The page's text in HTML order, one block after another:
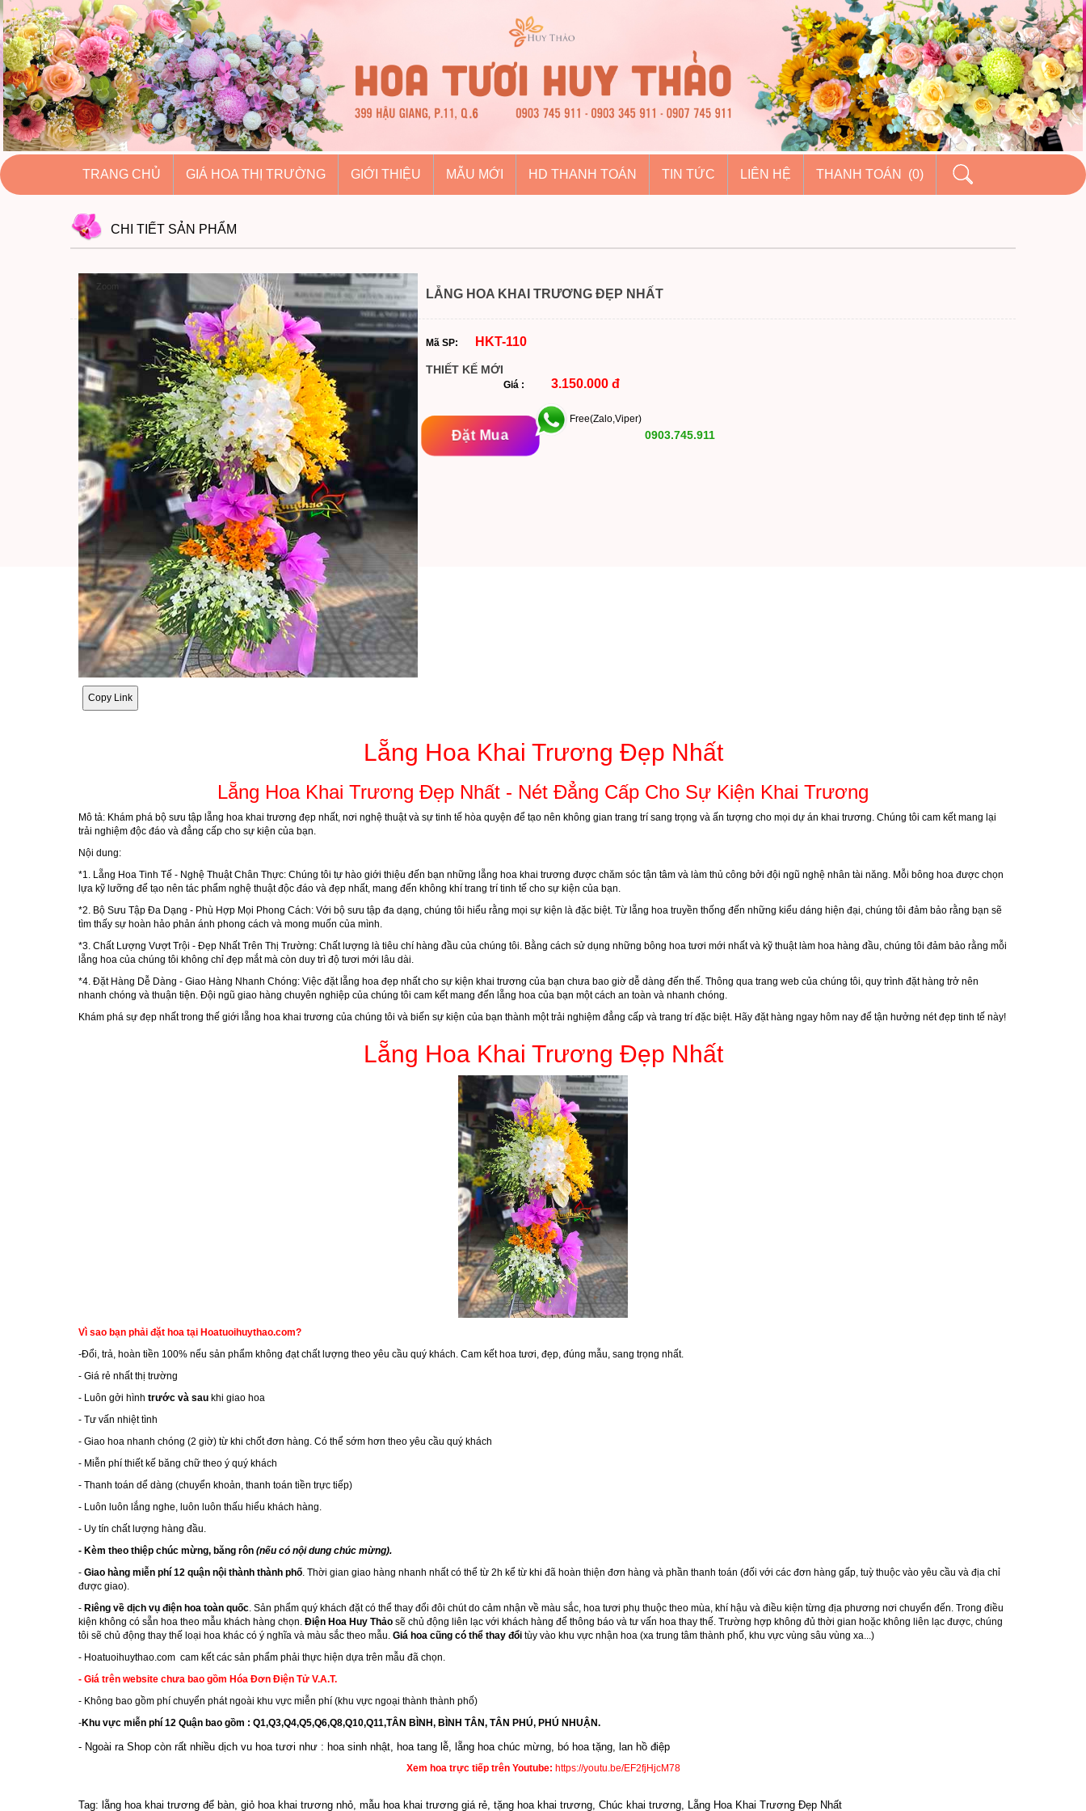
hoatuoihuythao.com
hoatuoihuythao.com
//hoatuoihuythao.com/
TRANG CHỦ GIÁ HOA THỊ TRƯỜNG GIỚI THIỆU MẪU MỚI HD THANH TOÁN TIN TỨC LIÊN HỆ THANH TOÁN (0)
CHI TIẾT SẢN PHẨM
Zoom
Copy Link
LẴNG HOA KHAI TRƯƠNG ĐẸP NHẤT
Mã SP: HKT-110
THIẾT KẾ MỚI
Giá : 3.150.000 đ
Đặt Mua
Free(Zalo,Viper)
0903.745.911
Lẵng Hoa Khai Trương Đẹp Nhất
Lẵng Hoa Khai Trương Đẹp Nhất - Nét Đẳng Cấp Cho Sự Kiện Khai Trương
Mô tả: Khám phá bộ sưu tập lẵng hoa khai trương đẹp nhất, nơi nghệ thuật và sự tinh tế hòa quyện để tạo nên không gian trang trí sang trọng và ấn tượng cho mọi dự án khai trương. Chúng tôi cam kết mang lại
trải nghiệm độc đáo và đẳng cấp cho sự kiện của bạn.
Nội dung:
*1. Lẵng Hoa Tinh Tế - Nghệ Thuật Chân Thực: Chúng tôi tự hào giới thiệu đến bạn những lẵng hoa khai trương được chăm sóc tận tâm và làm thủ công bởi đội ngũ nghệ nhân tài năng. Mỗi bông hoa được chọn
lựa kỹ lưỡng để tạo nên tác phẩm nghệ thuật độc đáo và đẹp nhất, mang đến không khí trang trí tinh tế cho sự kiện của bạn.
*2. Bộ Sưu Tập Đa Dạng - Phù Hợp Mọi Phong Cách: Với bộ sưu tập đa dạng, chúng tôi hiểu rằng mọi sự kiện là đặc biệt. Từ lẵng hoa truyền thống đến những kiểu dáng hiện đại, chúng tôi đảm bảo rằng bạn sẽ
tìm thấy sự hoàn hảo phản ánh phong cách và mong muốn của mình.
*3. Chất Lượng Vượt Trội - Đẹp Nhất Trên Thị Trường: Chất lượng là tiêu chí hàng đầu của chúng tôi. Bằng cách sử dụng những bông hoa tươi mới nhất và kỹ thuật làm hoa hàng đầu, chúng tôi đảm bảo rằng mỗi
lẵng hoa của chúng tôi không chỉ đẹp mắt mà còn duy trì độ tươi mới lâu dài.
*4. Đặt Hàng Dễ Dàng - Giao Hàng Nhanh Chóng: Việc đặt lẵng hoa đẹp nhất cho sự kiện khai trương của bạn chưa bao giờ dễ dàng đến thế. Thông qua trang web của chúng tôi, quy trình đặt hàng trở nên
nhanh chóng và thuận tiện. Đội ngũ giao hàng chuyên nghiệp của chúng tôi cam kết mang đến lẵng hoa của bạn một cách an toàn và nhanh chóng.
Khám phá sự đẹp nhất trong thế giới lẵng hoa khai trương của chúng tôi và biến sự kiện của bạn thành một trải nghiệm đẳng cấp và trang trí đặc biệt. Hãy đặt hàng ngay hôm nay để tận hưởng nét đẹp tinh tế này!
Lẵng Hoa Khai Trương Đẹp Nhất
Vì sao bạn phải đặt hoa tại Hoatuoihuythao.com?
-Đổi, trả, hoàn tiền 100% nếu sản phẩm không đạt chất lượng theo yêu cầu quý khách. Cam kết hoa tươi, đẹp, đúng mẫu, sang trọng nhất.
- Giá rẻ nhất thị trường
- Luôn gởi hình trước và sau khi giao hoa
- Tư vấn nhiệt tình
- Giao hoa nhanh chóng (2 giờ) từ khi chốt đơn hàng. Có thể sớm hơn theo yêu cầu quý khách
- Miễn phí thiết kế băng chữ theo ý quý khách
- Thanh toán dể dàng (chuyển khoản, thanh toán tiền trực tiếp)
- Luôn luôn lắng nghe, luôn luôn thấu hiểu khách hàng.
- Uy tín chất lượng hàng đầu.
- Kèm theo thiệp chúc mừng, băng rôn (nếu có nội dung chúc mừng).
- Giao hàng miễn phí 12 quận nội thành thành phố. Thời gian giao hàng nhanh nhất có thể từ 2h kể từ khi đã hoàn thiện đơn hàng và phần thanh toán (đối với các đơn hàng gấp, tuỳ thuộc vào yêu cầu và địa chỉ
được giao).
- Riêng về dịch vụ điện hoa toàn quốc. Sản phẩm quý khách đặt có thể thay đổi đôi chút do cảm nhận về màu sắc, hoa tươi phụ thuộc theo mùa, khí hậu và điều kiện từng địa phương nơi chuyển đến. Trong điều
kiện không có sẵn hoa theo mẫu khách hàng chọn. Điện Hoa Huy Thảo sẽ chủ động liên lạc với khách hàng để thông báo và tư vấn hoa thay thế. Trường hợp không đủ thời gian hoặc không liên lạc được, chúng
tôi sẽ chủ động thay thế loại hoa khác có ý nghĩa và màu sắc theo mẫu. Giá hoa cũng có thể thay đổi tùy vào khu vực nhận hoa (xa trung tâm thành phố, khu vực vùng sâu vùng xa...)
- Hoatuoihuythao.com cam kết các sản phẩm phải thực hiện dựa trên mẫu đã chọn.
- Giá trên website chưa bao gồm Hóa Đơn Điện Tử V.A.T.
- Không bao gồm phí chuyển phát ngoài khu vực miễn phí (khu vực ngoại thành thành phố)
-Khu vực miễn phí 12 Quận bao gồm : Q1,Q3,Q4,Q5,Q6,Q8,Q10,Q11,TÂN BÌNH, BÌNH TÂN, TÂN PHÚ, PHÚ NHUẬN.
- Ngoài ra Shop còn rất nhiều dịch vu hoa tươi như : hoa sinh nhật, hoa tang lễ, l ẵng hoa chúc mừng, bó hoa tặng, lan hồ điệp
Xem hoa trực tiếp trên Youtube: https://youtu.be/EF2fjHjcM78
Tag: lẵng hoa khai trương để bàn, giỏ hoa khai trương nhỏ, mẫu hoa khai trương giá rẻ, tặng hoa khai trương, Chúc khai trương, Lẵng Hoa Khai Trương Đẹp Nhất